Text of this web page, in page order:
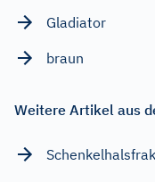
Gladiator
braun
Weitere Artikel aus